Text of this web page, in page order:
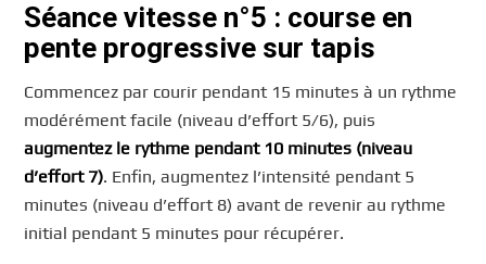
Séance vitesse n°5 : course en
pente progressive sur tapis
Commencez par courir pendant 15 minutes à un rythme
modérément facile (niveau d’effort 5/6), puis
augmentez le rythme pendant 10 minutes (niveau
d’effort 7). Enfin, augmentez l’intensité pendant 5
minutes (niveau d’effort 8) avant de revenir au rythme
initial pendant 5 minutes pour récupérer.